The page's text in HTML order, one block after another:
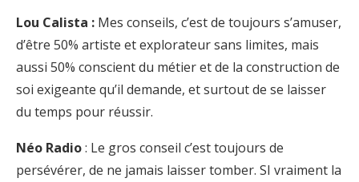
Lou Calista : Mes conseils, c’est de toujours s’amuser,
d’être 50% artiste et explorateur sans limites, mais
aussi 50% conscient du métier et de la construction de
soi exigeante qu’il demande, et surtout de se laisser
du temps pour réussir.
Néo Radio: Le gros conseil c’est toujours de
persévérer, de ne jamais laisser tomber. SI vraiment la